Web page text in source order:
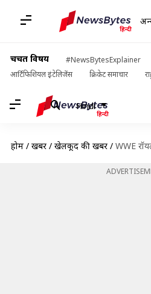
चर्चित विषय #NewsBytesExplainer
आर्टिफिशियल इंटेलिजेंस
क्रिकेट समाचार
Hindi
होम / खबरें / खेलकूद की खबरें / WWE रॉयल रंबल